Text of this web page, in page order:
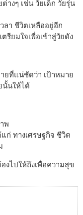
างๆ เช่น วัยเด็ก วัยรุ่น
ลา ชีวิตเหลืออยู่อีก
รียมใจเพื่อเข้าสู่วัยดัง
ยที่แน่ชัดว่า เป้าหมาย
นั้นให้ได้
พ
ก่ ทางเศรษฐกิจ ชีวิต
งไปให้ถึงเพื่อความสุข